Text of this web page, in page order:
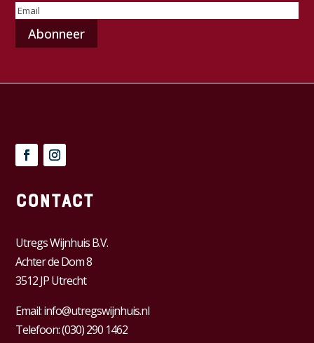
E-
mailadres(Vereist)
Contact
Utregs Wijnhuis B.V.
Achter de Dom 8
3512 JP Utrecht
Email:info@utregswijnhuis.nl
Telefoon:(030) 290 1462